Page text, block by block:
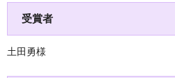
受賞者
土田勇様